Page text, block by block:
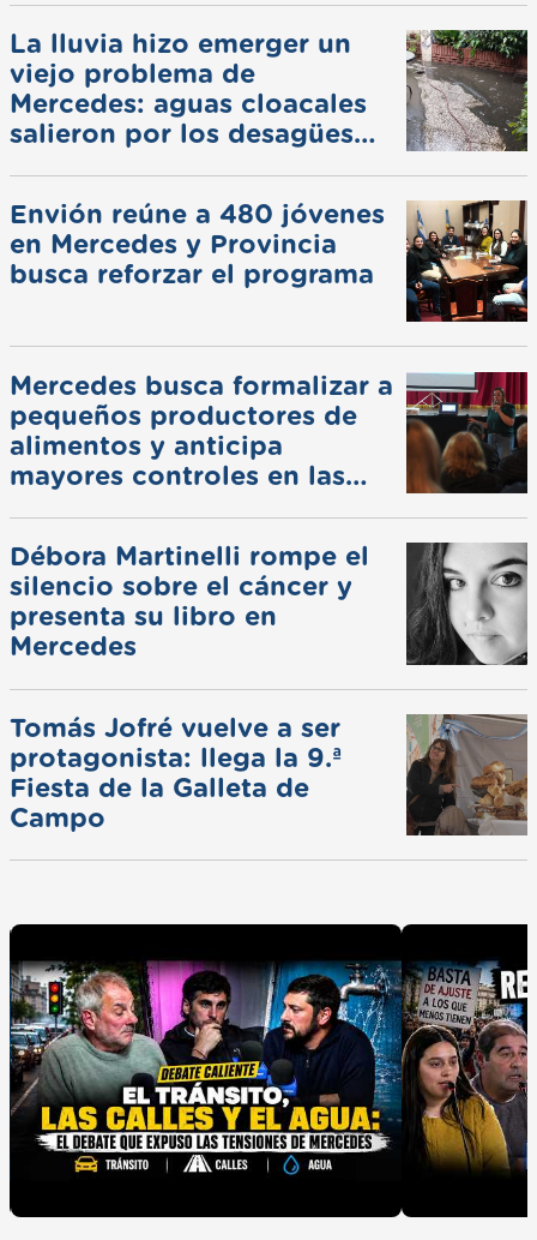
La lluvia hizo emerger un
viejo problema de
Mercedes: aguas cloacales
salieron por los desagües
Envión reúne a 480 jóvenes
en Mercedes y Provincia
busca reforzar el programa
Mercedes busca formalizar a
pequeños productores de
alimentos y anticipa
mayores controles en las
Débora Martinelli rompe el
silencio sobre el cáncer y
presenta su libro en
Mercedes
Tomás Jofré vuelve a ser
protagonista: llega la 9.ª
Fiesta de la Galleta de
Campo